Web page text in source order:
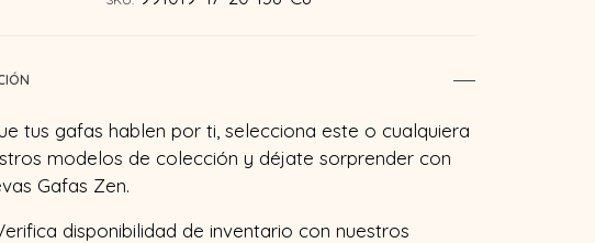
tus gafas hablen por ti, selecciona este o cualquiera
modelos de colección y déjate sorprender con
Gafas Zen.
disponibilidad de inventario con nuestros